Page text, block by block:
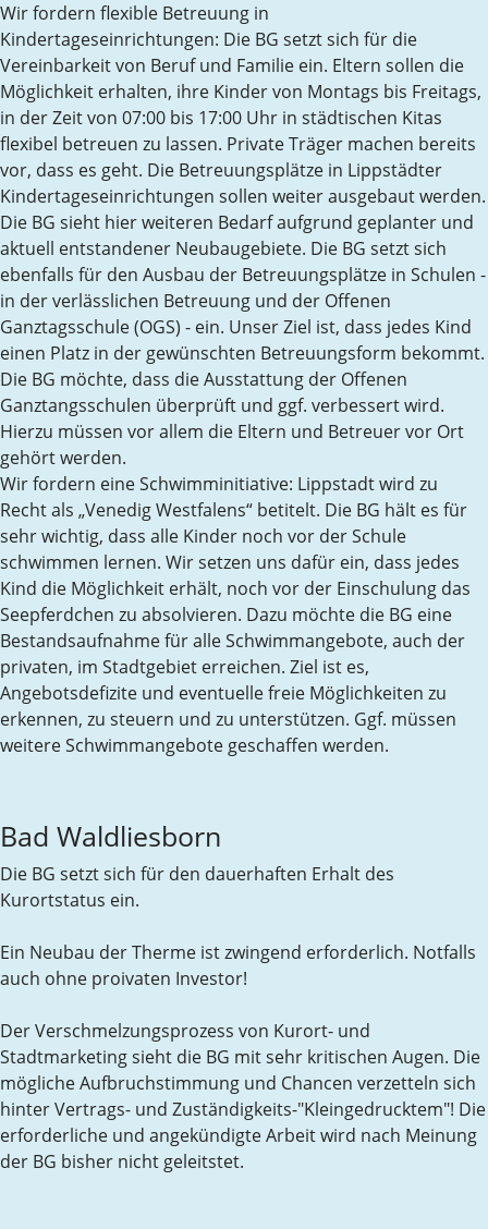
Wir fordern flexible Betreuung in
Kindertageseinrichtungen: Die BG setzt sich für die
Vereinbarkeit von Beruf und Familie ein. Eltern sollen die
Möglichkeit erhalten, ihre Kinder von Montags bis Freitags,
in der Zeit von 07:00 bis 17:00 Uhr in städtischen Kitas
flexibel betreuen zu lassen. Private Träger machen bereits
vor, dass es geht. Die Betreuungsplätze in Lippstädter
Kindertageseinrichtungen sollen weiter ausgebaut werden.
Die BG sieht hier weiteren Bedarf aufgrund geplanter und
aktuell entstandener Neubaugebiete. Die BG setzt sich
ebenfalls für den Ausbau der Betreuungsplätze in Schulen -
in der verlässlichen Betreuung und der Offenen
Ganztagsschule (OGS) - ein. Unser Ziel ist, dass jedes Kind
einen Platz in der gewünschten Betreuungsform bekommt.
Die BG möchte, dass die Ausstattung der Offenen
Ganztangsschulen überprüft und ggf. verbessert wird.
Hierzu müssen vor allem die Eltern und Betreuer vor Ort
gehört werden.
Wir fordern eine Schwimminitiative: Lippstadt wird zu
Recht als „Venedig Westfalens“ betitelt. Die BG hält es für
sehr wichtig, dass alle Kinder noch vor der Schule
schwimmen lernen. Wir setzen uns dafür ein, dass jedes
Kind die Möglichkeit erhält, noch vor der Einschulung das
Seepferdchen zu absolvieren. Dazu möchte die BG eine
Bestandsaufnahme für alle Schwimmangebote, auch der
privaten, im Stadtgebiet erreichen. Ziel ist es,
Angebotsdefizite und eventuelle freie Möglichkeiten zu
erkennen, zu steuern und zu unterstützen. Ggf. müssen
weitere Schwimmangebote geschaffen werden.
Bad Waldliesborn
Die BG setzt sich für den dauerhaften Erhalt des
Kurortstatus ein.
Ein Neubau der Therme ist zwingend erforderlich. Notfalls
auch ohne proivaten Investor!
Der Verschmelzungsprozess von Kurort- und
Stadtmarketing sieht die BG mit sehr kritischen Augen. Die
mögliche Aufbruchstimmung und Chancen verzetteln sich
hinter Vertrags- und Zuständigkeits-"Kleingedrucktem"! Die
erforderliche und angekündigte Arbeit wird nach Meinung
der BG bisher nicht geleitstet.